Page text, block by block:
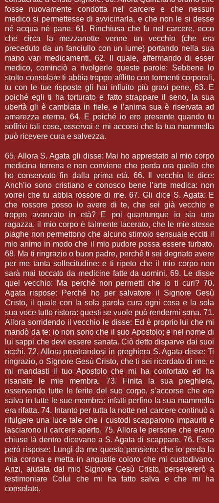
fosse nuovamente condotta nel carcere e che nessun
medico si permettesse di avvicinarla, e che non le si desse
né acqua né pane. 61. Rinchiusa che fu nel carcere, ecco
che circa la mezzanotte venne un vecchio (che era
preceduto da un fanciullo con un lume) portando nella sua
mano vari medicamenti, 62. Il quale, affermando di esser
medico, cominciò a rivolgerle queste parole: Sebbene lo
stolto consolare ti abbia troppo afflitto con tormenti corporali,
tu con le tue risposte gli hai influito più gravi pene, 63. E
poiché egli ti ha torturato e fatto strappare il seno, la sua
ubertà gli è cambiata in fiele, e l’anima sua è riservata ad
amarezza eterna. 64. E poiché io ero presente quando tu
soffrivi tali cose, osservai e mi accorsi che la tua mammella
può ricevere cura e salvezza.
65. Allora S. Agata gli disse: Mai ho apprestato al mio corpo
medicina terrena e non conviene che perda ora quello che
ho conservato fin dalla prima età. 66. Il vecchio le dice:
Anch’io sono cristiano e conosco bene l’arte medica: non
vorrei che tu abbia rossore di me. 67. Gli dice S. Agata: E
che rossore posso io avere di te, che sei già vecchio e
troppo avanzato in età? E poi quantunque io sia una
ragazza, il mio corpo è talmente lacerato, che le mie stesse
piaghe non permettono che alcuno stimolo sensuale ecciti il
mio animo in modo che il mio pudore possa essere turbato.
68. Ma ti ringrazio o buon padre, perché ti sei degnato avere
per me tanta sollecitudine: e ti ripeto che il mio corpo non
sarà mai toccato da medicine fatte da uomini. 69. Le disse
quel vecchio: Ma perché non permetti che io ti curi? 70.
Agata rispose: Perché ho per salvatore il Signore Gesù
Cristo, il quale con la sola parola cura ogni cosa e la sola
sua voce tutto ristora: questi se vuole può rendermi sana. 71.
Allora sorridendo il vecchio le disse: Ed è proprio lui che mi
mandò da te: io non sono che il suo Apostolo; e nel nome di
lui sappi che devi essere sanata. Ciò detto disparve dai suoi
occhi. 72. Allora prostrandosi in preghiera S. Agata disse: Ti
ringrazio, o Signore Gesù Cristo, che ti sei ricordato di me, e
mi mandasti il tuo Apostolo che mi ha confortato ed ha
risanate le mie membra. 73. Finita la sua preghiera,
osservando tutte le ferite del suo corpo, s’accorse che era
salva in tutte le sue membra: infatti perfino la sua mammella
era rifatta. 74. Intanto per tutta la notte nel carcere continuò a
rifulgere una luce tale che i custodi scapparono impauriti e
lasciarono il carcere aperto. 75. Allora le persone che erano
chiuse là dentro dicevano a S. Agata di scappare. 76. Essa
però rispose: Lungi da me questo pensiero: che io perda la
mia corona e metta in angustie coloro che mi custodivano.
Anzi, aiutata dal mio Signore Gesù Cristo, persevererò a
testimoniare Colui che mi ha fatto salva e che mi ha
consolato.